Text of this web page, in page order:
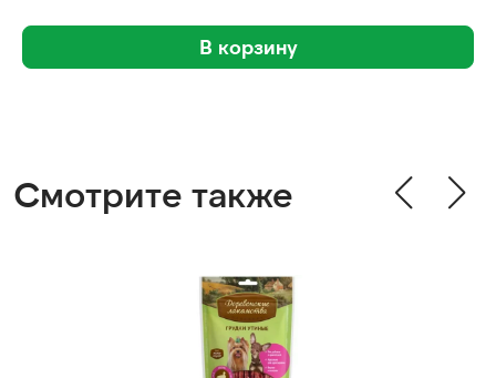
В корзину
Смотрите также